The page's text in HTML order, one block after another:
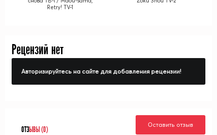
Retry! TV-1
Рецензий нет
Авторизируйтесь на сайте для добавления рецензии!
ОТЗЫВЫ (0)
Оставить отзыв